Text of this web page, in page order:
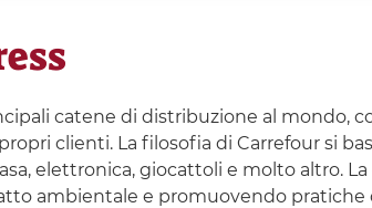
catene di distribuzione al mondo,
clienti. La filosofia di Carrefour si
elettronica, giocattoli e molto altro.
ambientale e promuovendo pratiche